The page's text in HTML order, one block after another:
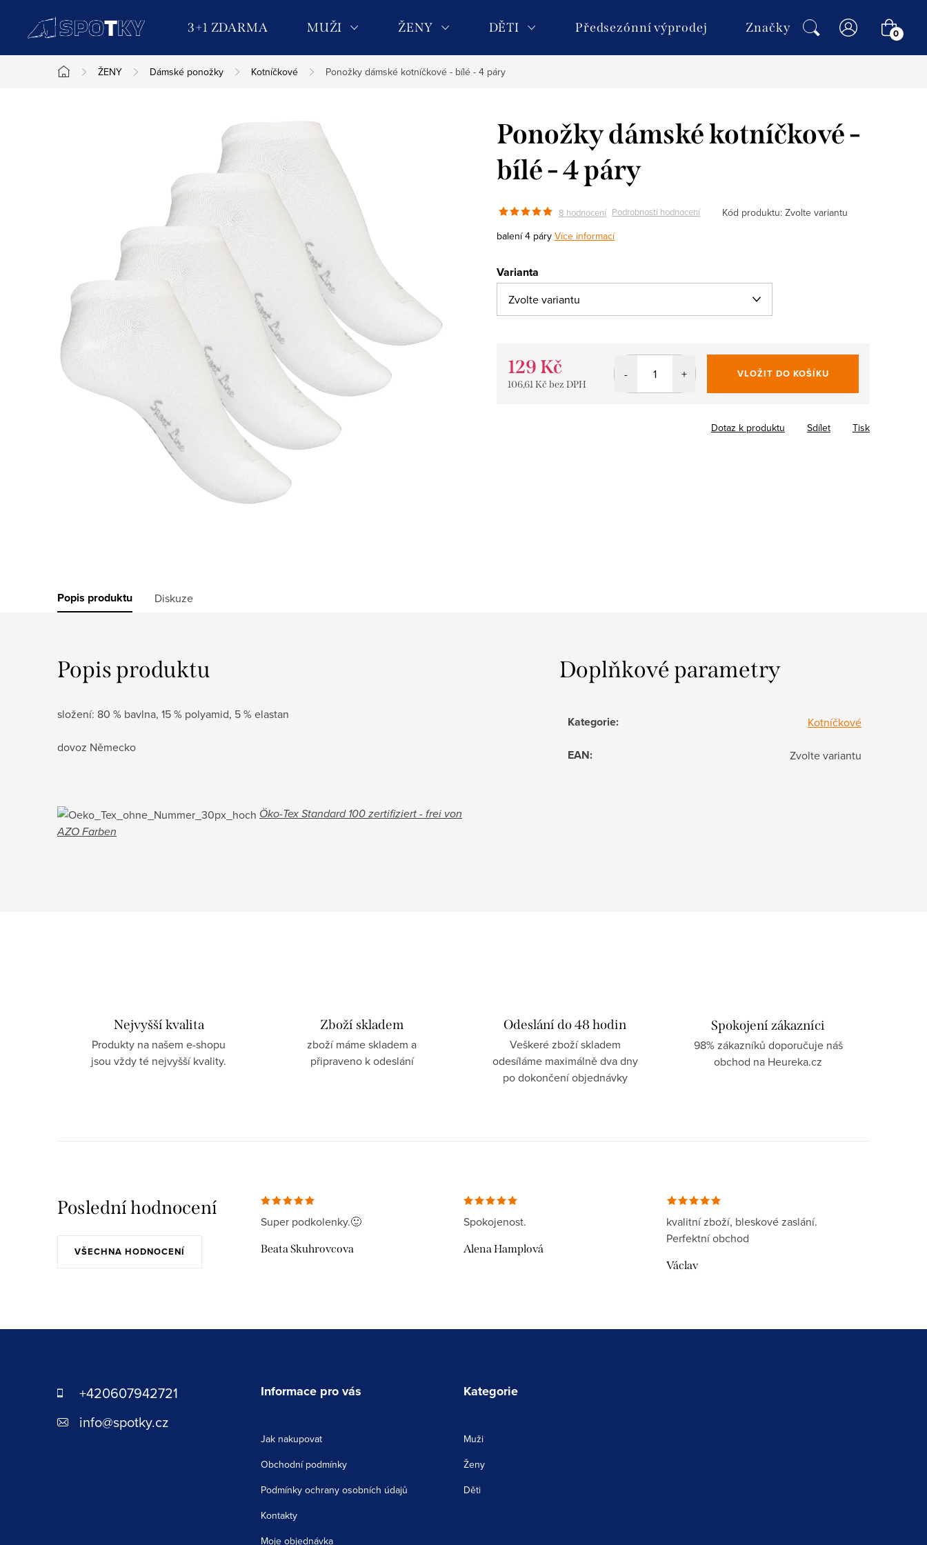
obsah
3+1 ZDARMA MUŽI ŽENY DĚTI Předsezónní výprodej Značky
Domů
ŽENY Dámské ponožky Kotníčkové Ponožky dámské kotníčkové - bílé - 4 páry
Ponožky dámské kotníčkové -
bílé - 4 páry
8 hodnocení Podrobnosti hodnocení Kód produktu: Zvolte variantu
balení 4 páry Více informací
Varianta
129 Kč
106,61 Kč bez DPH
VLOŽIT DO KOŠÍKU
Tisk
Dotaz k produktu Sdílet
Popis produktu Diskuze
Popis produktu
složení: 80 % bavlna, 15 % polyamid, 5 % elastan
dovoz Německo
Öko-Tex Standard 100 zertifiziert - frei von
AZO Farben
Doplňkové parametry
Kategorie: Kotníčkové
EAN: Zvolte variantu
Nejvyšší kvalita
Produkty na našem e-shopu
jsou vždy té nejvyšší kvality.
Zboží skladem
zboží máme skladem a
připraveno k odeslání
Odeslání do 48 hodin
Veškeré zboží skladem
odesíláme maximálně dva dny
po dokončení objednávky
Spokojení zákazníci
98% zákazníků doporučuje náš
obchod na Heureka.cz
Poslední hodnocení
VŠECHNA HODNOCENÍ
Super podkolenky.🙂
Beata Skuhrovcova
Spokojenost.
Alena Hamplová
kvalitní zboží, bleskové zaslání.
Perfektní obchod
Václav
+420607942721
info@spotky.cz
Informace pro vás
Jak nakupovat
Obchodní podmínky
Podmínky ochrany osobních údajů
Kontakty
Moje objednávka
Kategorie
Muži
Ženy
Děti